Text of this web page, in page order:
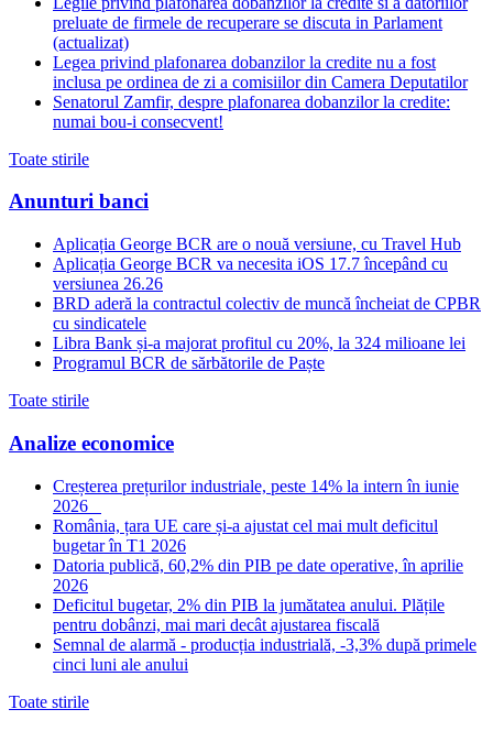
preluate de firmele de recuperare se discuta in Parlament
(actualizat)
Legea privind plafonarea dobanzilor la credite nu a fost
inclusa pe ordinea de zi a comisiilor din Camera Deputatilor
Senatorul Zamfir, despre plafonarea dobanzilor la credite:
numai bou-i consecvent!
Toate stirile
Anunturi banci
Aplicația George BCR are o nouă versiune, cu Travel Hub
Aplicația George BCR va necesita iOS 17.7 începând cu
versiunea 26.26
BRD aderă la contractul colectiv de muncă încheiat de CPBR
cu sindicatele
Libra Bank și-a majorat profitul cu 20%, la 324 milioane lei
Programul BCR de sărbătorile de Paște
Toate stirile
Analize economice
Creșterea prețurilor industriale, peste 14% la intern în iunie
2026
România, țara UE care și-a ajustat cel mai mult deficitul
bugetar în T1 2026
Datoria publică, 60,2% din PIB pe date operative, în aprilie
2026
Deficitul bugetar, 2% din PIB la jumătatea anului. Plățile
pentru dobânzi, mai mari decât ajustarea fiscală
Semnal de alarmă - producția industrială, -3,3% după primele
cinci luni ale anului
Toate stirile